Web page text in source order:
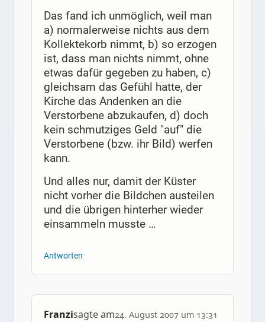
Das fand ich unmöglich, weil man
a) normalerweise nichts aus dem
Kollektekorb nimmt, b) so erzogen
ist, dass man nichts nimmt, ohne
etwas dafür gegeben zu haben, c)
gleichsam das Gefühl hatte, der
Kirche das Andenken an die
Verstorbene abzukaufen, d) doch
kein schmutziges Geld "auf" die
Verstorbene (bzw. ihr Bild) werfen
kann.
Und alles nur, damit der Küster
nicht vorher die Bildchen austeilen
und die übrigen hinterher wieder
einsammeln musste …
Antworten
Franzisagte am24. August 2007 um 13:31